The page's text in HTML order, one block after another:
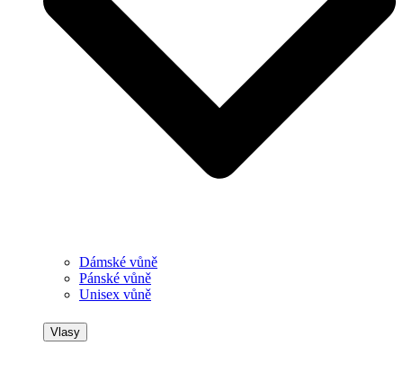
Dámské vůně
Pánské vůně
Unisex vůně
Vlasy